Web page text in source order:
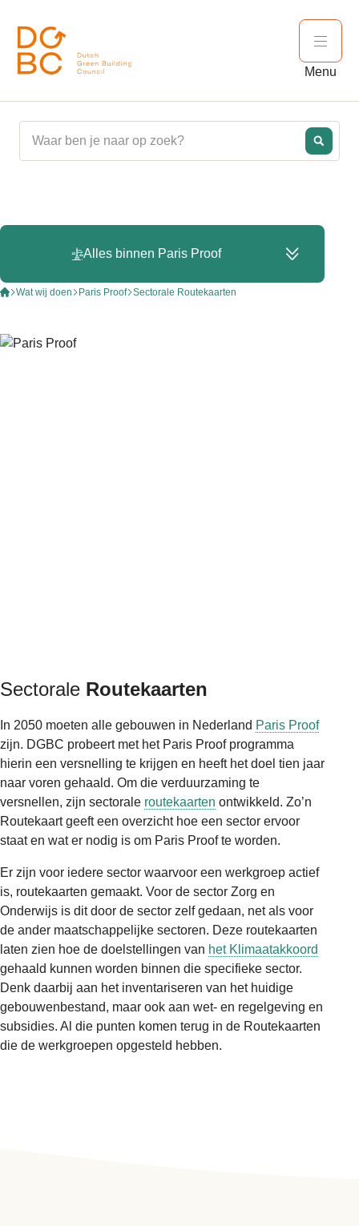
Open
Menu
Alles binnen Paris Proof
Wat wij doen Paris Proof Sectorale Routekaarten
Sectorale Routekaarten
In 2050 moeten alle gebouwen in Nederland Paris Proof
zijn. DGBC probeert met het Paris Proof programma
hierin een versnelling te krijgen en heeft het doel tien jaar
naar voren gehaald. Om die verduurzaming te
versnellen, zijn sectorale routekaarten ontwikkeld. Zo’n
Routekaart geeft een overzicht hoe een sector ervoor
staat en wat er nodig is om Paris Proof te worden.
Er zijn voor iedere sector waarvoor een werkgroep actief
is, routekaarten gemaakt. Voor de sector Zorg en
Onderwijs is dit door de sector zelf gedaan, net als voor
de ander maatschappelijke sectoren. Deze routekaarten
laten zien hoe de doelstellingen van het Klimaatakkoord
gehaald kunnen worden binnen die specifieke sector.
Denk daarbij aan het inventariseren van het huidige
gebouwenbestand, maar ook aan wet- en regelgeving en
subsidies. Al die punten komen terug in de Routekaarten
die de werkgroepen opgesteld hebben.